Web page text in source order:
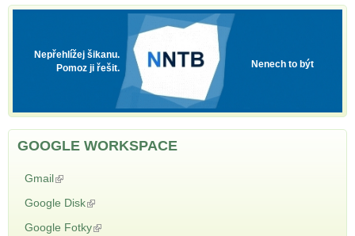
Nenech to být
Nepřehlížej šikanu.
Pomoz ji řešit.
GOOGLE WORKSPACE
Gmail (odkaz je externí)
Google Disk(odkaz je externí)
Google Fotky(odkaz je externí)